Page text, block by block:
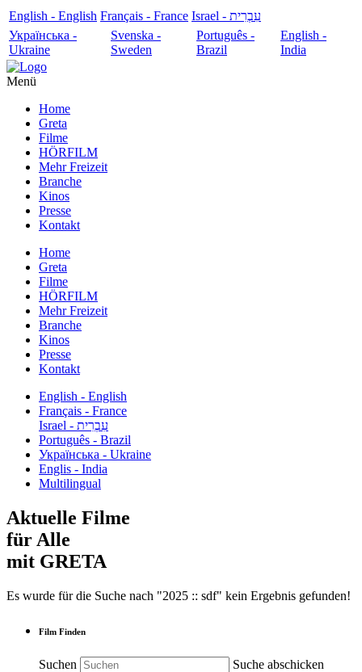
English - English Français - France
עִבְרִית - Israel
Українська -
Ukraine
Svenska -
Sweden
Português -
Brazil
English -
India
Menü
Home
Greta
Filme
HÖRFILM
Mehr Freizeit
Branche
Kinos
Presse
Kontakt
Home
Greta
Filme
HÖRFILM
Mehr Freizeit
Branche
Kinos
Presse
Kontakt
English - English
Français - France
עִבְרִית - Israel
Português - Brazil
Українська - Ukraine
Englis - India
Multilingual
Aktuelle Filme
für Alle
mit GRETA
Es wurde für die Suche nach "2025 :: sdf" kein Ergebnis gefunden!
Film Finden
Suchen Suche abschicken